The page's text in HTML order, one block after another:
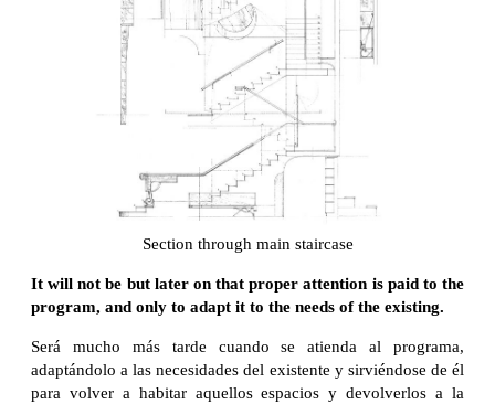
Section through main staircase
It will not be but later on that proper attention is paid to the
program, and only to adapt it to the needs of the existing.
Será mucho más tarde cuando se atienda al programa,
adaptándolo a las necesidades del existente y sirviéndose de él
para volver a habitar aquellos espacios y devolverlos a la